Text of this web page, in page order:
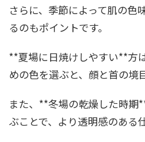
さらに、季節によって肌の色
るのもポイントです。
**夏場に日焼けしやすい**方
めの色を選ぶと、顔と首の境
また、**冬場の乾燥した時期
ぶことで、より透明感のある